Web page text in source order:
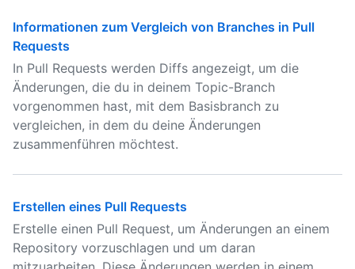
Informationen zum Vergleich von Branches in Pull
Requests
In Pull Requests werden Diffs angezeigt, um die
Änderungen, die du in deinem Topic-Branch
vorgenommen hast, mit dem Basisbranch zu
vergleichen, in dem du deine Änderungen
zusammenführen möchtest.
Erstellen eines Pull Requests
Erstelle einen Pull Request, um Änderungen an einem
Repository vorzuschlagen und um daran